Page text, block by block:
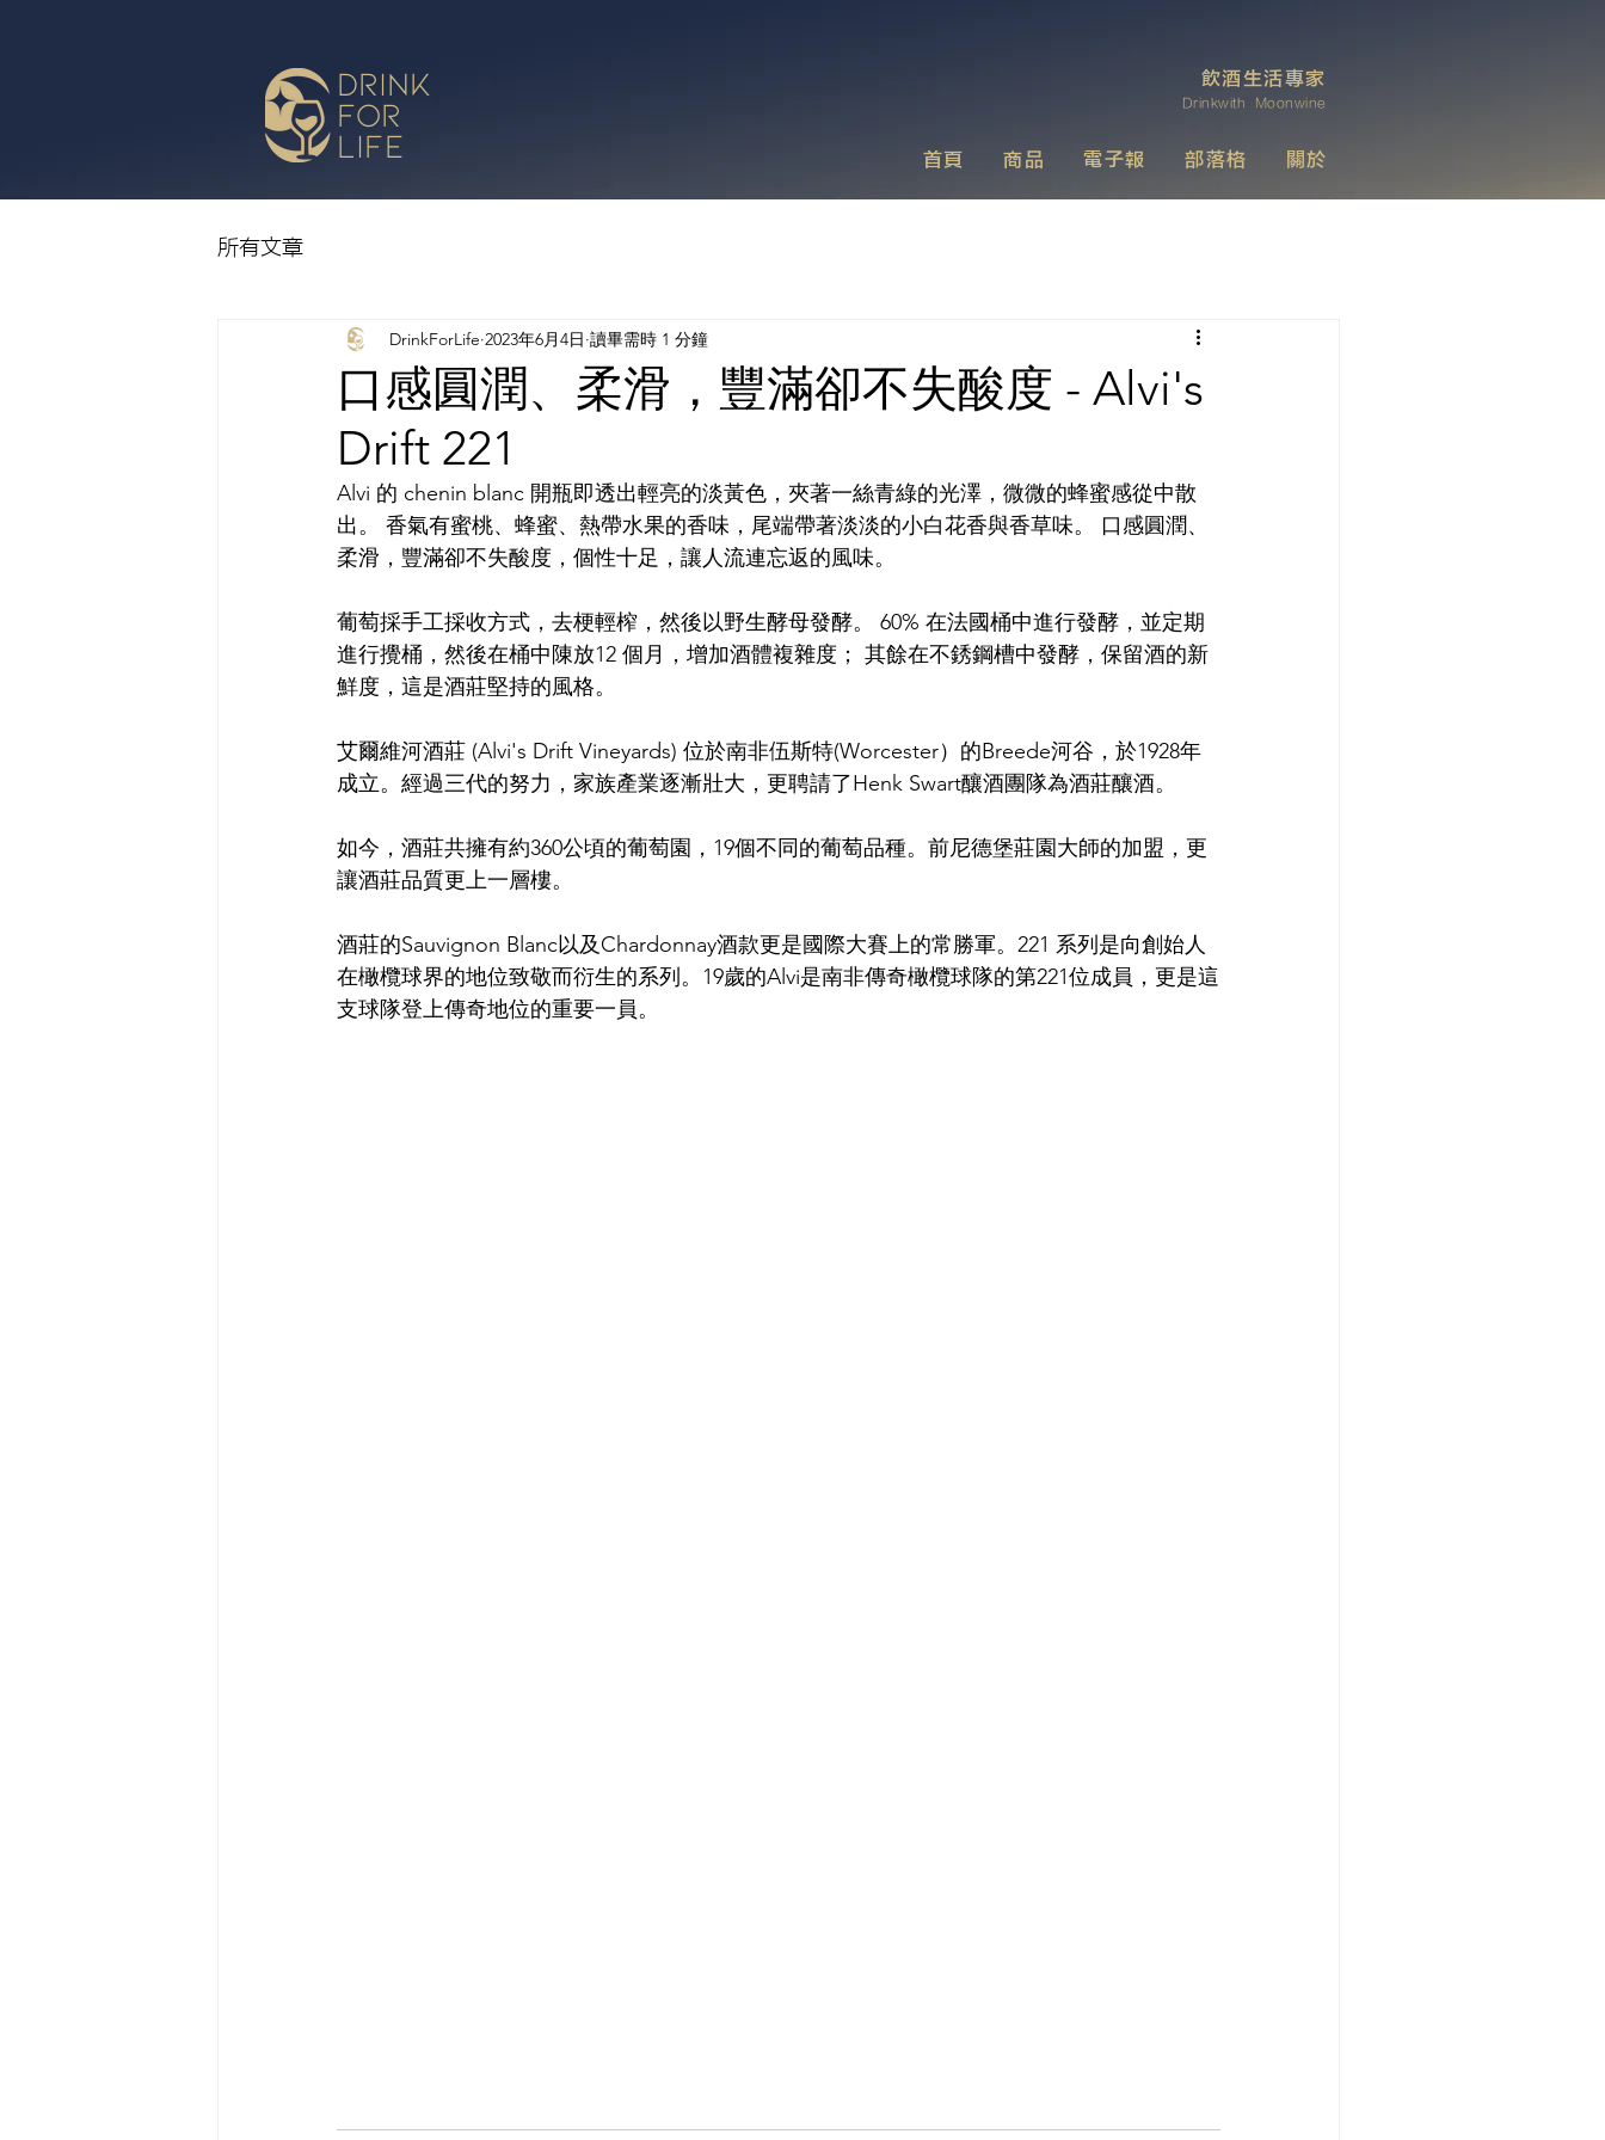
drink
for
life
飲酒生活專家
Drinkwith Moonwine
首頁 商品 電子報 部落格 關於
所有文章
口感圓潤、柔滑，豐滿卻不失酸度 - Alvi's
Drift 221
DrinkForLife 2023年6月4日 讀畢需時 1 分鐘
Alvi 的 chenin blanc 開瓶即透出輕亮的淡黃色，夾著一絲青綠的光澤，微微的蜂蜜感從中散
出。 香氣有蜜桃、蜂蜜、熱帶水果的香味，尾端帶著淡淡的小白花香與香草味。 口感圓潤、
柔滑，豐滿卻不失酸度，個性十足，讓人流連忘返的風味。
葡萄採手工採收方式，去梗輕榨，然後以野生酵母發酵。 60% 在法國桶中進行發酵，並定期
進行攪桶，然後在桶中陳放12 個月，增加酒體複雜度； 其餘在不銹鋼槽中發酵，保留酒的新
鮮度，這是酒莊堅持的風格。
艾爾維河酒莊 (Alvi's Drift Vineyards) 位於南非伍斯特(Worcester）的Breede河谷，於1928年
成立。經過三代的努力，家族產業逐漸壯大，更聘請了Henk Swart釀酒團隊為酒莊釀酒。
如今，酒莊共擁有約360公頃的葡萄園，19個不同的葡萄品種。前尼德堡莊園大師的加盟，更
讓酒莊品質更上一層樓。
酒莊的Sauvignon Blanc以及Chardonnay酒款更是國際大賽上的常勝軍。221 系列是向創始人
在橄欖球界的地位致敬而衍生的系列。19歲的Alvi是南非傳奇橄欖球隊的第221位成員，更是這
支球隊登上傳奇地位的重要一員。